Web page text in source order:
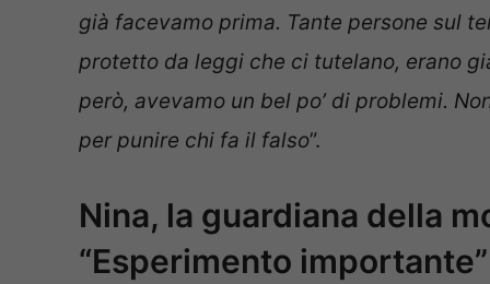
già facevamo prima. Tante persone sul
protetto da leggi che ci tutelano, erano
però, avevamo un bel po’ di problemi.
per punire chi fa il falso”.
Nina, la guardiana della
“Esperimento importante”